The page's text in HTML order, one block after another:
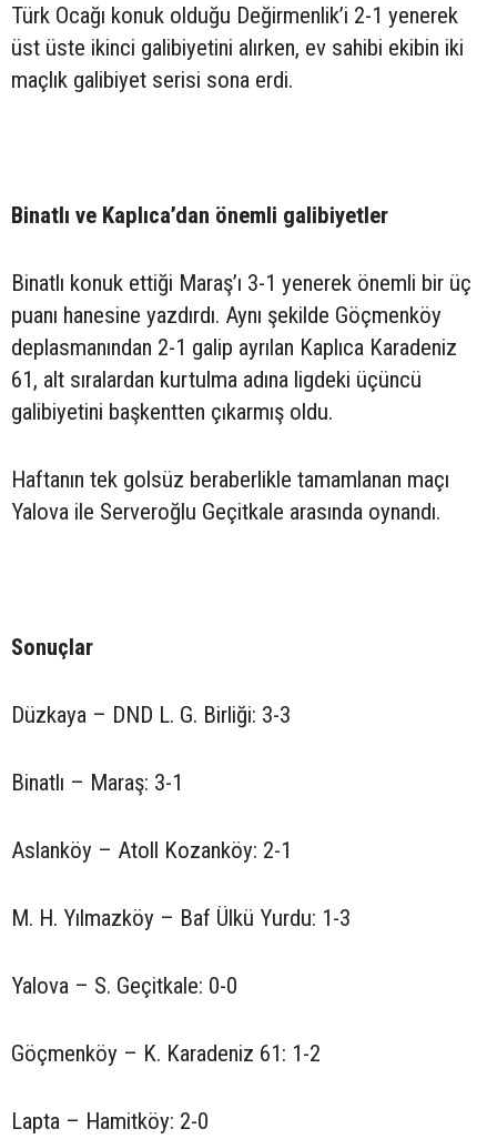
Türk Ocağı konuk olduğu Değirmenlik’i 2-1 yenerek
üst üste ikinci galibiyetini alırken, ev sahibi ekibin iki
maçlık galibiyet serisi sona erdi.
Binatlı ve Kaplıca’dan önemli galibiyetler
Binatlı konuk ettiği Maraş’ı 3-1 yenerek önemli bir üç
puanı hanesine yazdırdı. Aynı şekilde Göçmenköy
deplasmanından 2-1 galip ayrılan Kaplıca Karadeniz
61, alt sıralardan kurtulma adına ligdeki üçüncü
galibiyetini başkentten çıkarmış oldu.
Haftanın tek golsüz beraberlikle tamamlanan maçı
Yalova ile Serveroğlu Geçitkale arasında oynandı.
Sonuçlar
Düzkaya – DND L. G. Birliği: 3-3
Binatlı – Maraş: 3-1
Aslanköy – Atoll Kozanköy: 2-1
M. H. Yılmazköy – Baf Ülkü Yurdu: 1-3
Yalova – S. Geçitkale: 0-0
Göçmenköy – K. Karadeniz 61: 1-2
Lapta – Hamitköy: 2-0